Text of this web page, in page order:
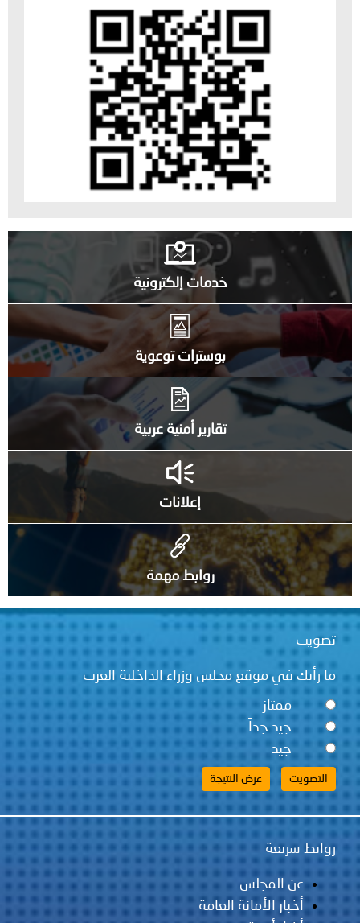
خدمات إلكترونية
بوسترات توعوية
روابط مهمة
مجلس وزراء الداخلية العرب
العامة